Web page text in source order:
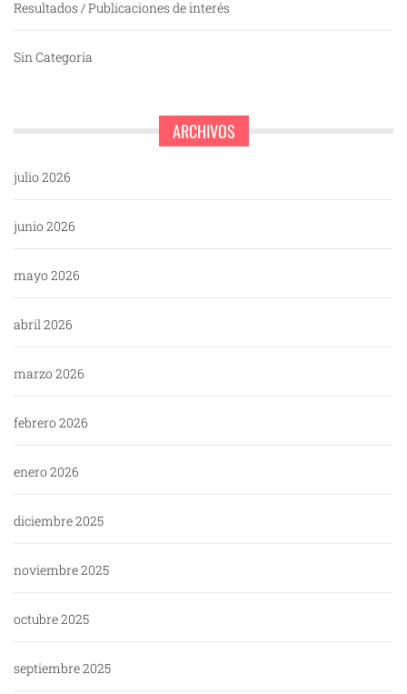
Resultados / Publicaciones de interés
Sin Categoría
ARCHIVOS
julio 2026
junio 2026
mayo 2026
abril 2026
marzo 2026
febrero 2026
enero 2026
diciembre 2025
noviembre 2025
octubre 2025
septiembre 2025